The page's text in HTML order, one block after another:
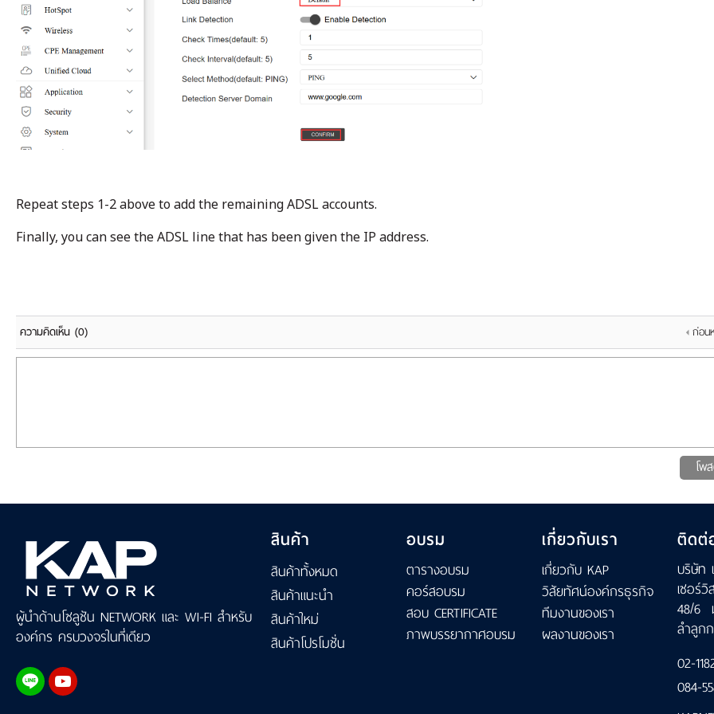
Repeat steps 1-2 above to add the remaining ADSL accounts.
Finally, you can see the ADSL line that has been given the IP address.
ความคิดเห็น (0) ก่อน
โพ
ผู้นำด้านโซลูชัน NETWORK และ WI-FI สำหรับ
องค์กร ครบวงจรในที่เดียว
สินค้า
สินค้าทั้งหมด
สินค้าแนะนำ
สินค้าใหม่
สินค้าโปรโมชั่น
อบรม
ตารางอบรม
คอร์สอบรม
สอบ CERTIFICATE
ภาพบรรยากาศอบรม
เกี่ยวกับเรา
เกี่ยวกับ KAP
วิสัยทัศน์องค์กรธุรกิจ
ทีมงานของเรา
ผลงานของเรา
ติดต่
บริษัท
เซอร์
48/6
ลำลูก
02-
084-